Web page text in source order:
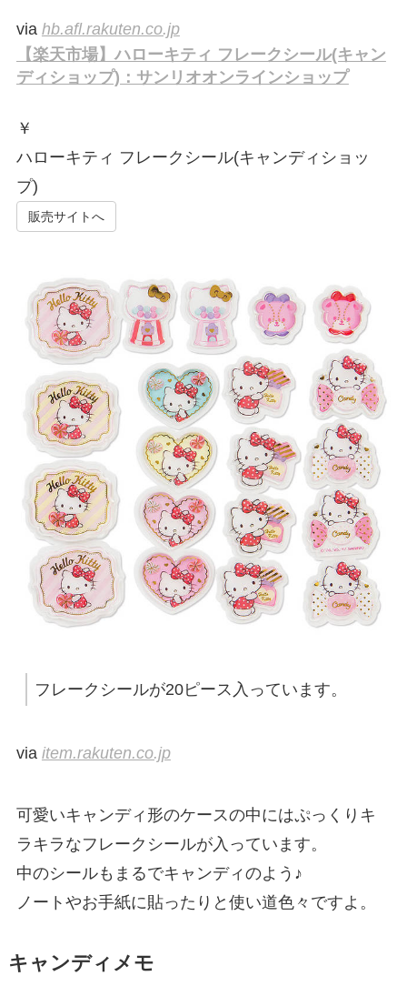
via hb.afl.rakuten.co.jp
【楽天市場】ハローキティ フレークシール(キャン
ディショップ)：サンリオオンラインショップ
￥
ハローキティ フレークシール(キャンディショッ
プ)
販売サイトへ
フレークシールが20ピース入っています。
via item.rakuten.co.jp
可愛いキャンディ形のケースの中にはぷっくりキ
ラキラなフレークシールが入っています。
中のシールもまるでキャンディのよう♪
ノートやお手紙に貼ったりと使い道色々ですよ。
キャンディメモ